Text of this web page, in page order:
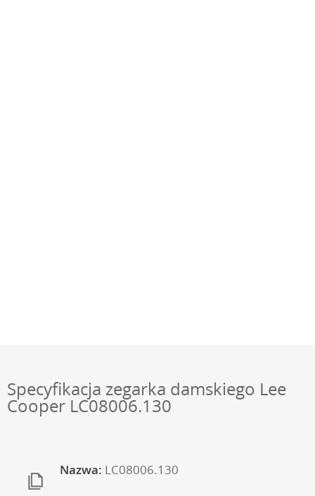
Specyfikacja zegarka damskiego Lee
Cooper LC08006.130
Nazwa: LC08006.130